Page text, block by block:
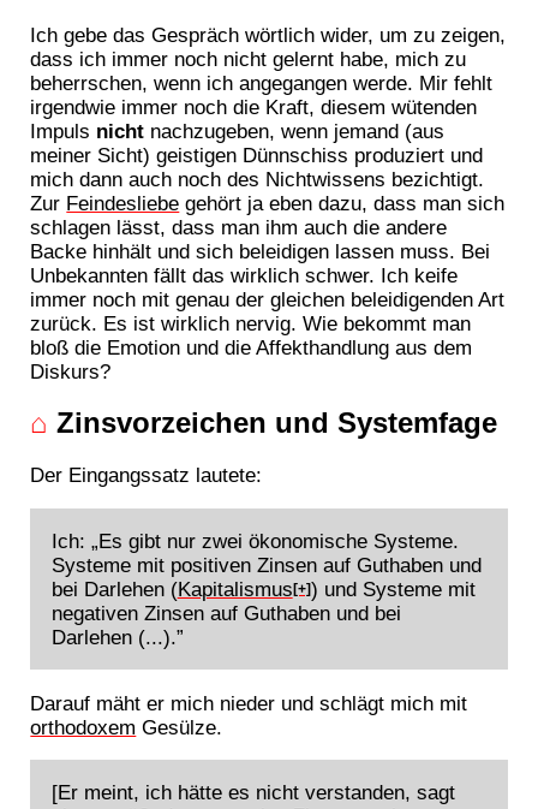
Ich gebe das Gespräch wörtlich wider, um zu zeigen,
dass ich immer noch nicht gelernt habe, mich zu
beherrschen, wenn ich angegangen werde. Mir fehlt
irgendwie immer noch die Kraft, diesem wütenden
Impuls nicht nachzugeben, wenn jemand (aus
meiner Sicht) geistigen Dünnschiss produziert und
mich dann auch noch des Nichtwissens bezichtigt.
Zur Feindesliebe gehört ja eben dazu, dass man sich
schlagen lässt, dass man ihm auch die andere
Backe hinhält und sich beleidigen lassen muss. Bei
Unbekannten fällt das wirklich schwer. Ich keife
immer noch mit genau der gleichen beleidigenden Art
zurück. Es ist wirklich nervig. Wie bekommt man
bloß die Emotion und die Affekthandlung aus dem
Diskurs?
⌂ Zinsvorzeichen und Systemfage
Der Eingangssatz lautete:
Ich: „Es gibt nur zwei ökonomische Systeme.
Systeme mit positiven Zinsen auf Guthaben und
bei Darlehen (Kapitalismus[+]) und Systeme mit
negativen Zinsen auf Guthaben und bei
Darlehen (...).”
Darauf mäht er mich nieder und schlägt mich mit
orthodoxem Gesülze.
[Er meint, ich hätte es nicht verstanden, sagt